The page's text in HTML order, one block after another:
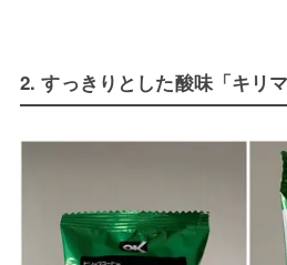
2. すっきりとした酸味「キリ